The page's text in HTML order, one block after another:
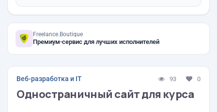
Freelance.Boutique
Премиум-сервис для лучших исполнителей
Веб-разработка и IT 93 0
Одностраничный сайт для курса